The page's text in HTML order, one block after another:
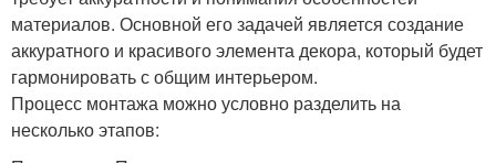
материалов. Основной его задачей является создание
аккуратного и красивого элемента декора, который будет
гармонировать с общим интерьером.
Процесс монтажа можно условно разделить на
несколько этапов: